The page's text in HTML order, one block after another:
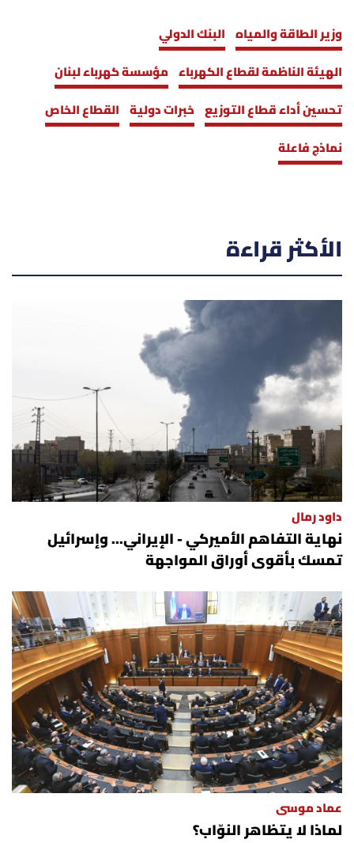
وزير الطاقة والمياه البنك الدولي
الهيئة الناظمة لقطاع الكهرباء مؤسسة كهرباء لبنان
تحسين أداء قطاع التوزيع خبرات دولية القطاع الخاص
نماذج فاعلة
الأكثر قراءة
داود رمال
نهاية التفاهم الأميركي - الإيراني... وإسرائيل
تمسك بأقوى أوراق المواجهة
عماد موسى
لماذا لا يتظاهر النوّاب؟